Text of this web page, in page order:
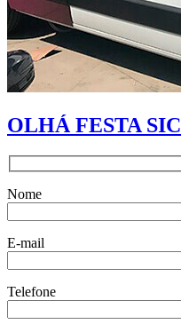
OLHÁ FESTA SIC
Nome
E-mail
Telefone